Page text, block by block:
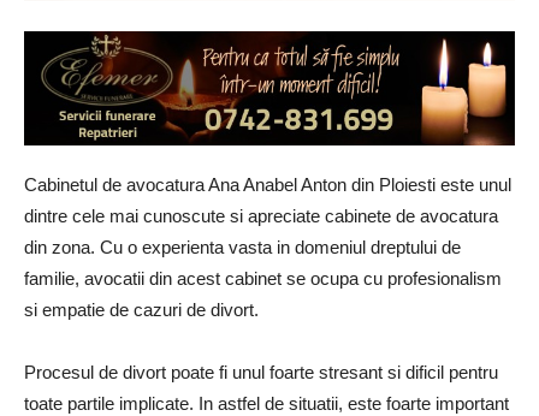
Cabinetul de avocatura Ana Anabel Anton din Ploiesti este unul
dintre cele mai cunoscute si apreciate cabinete de avocatura
din zona. Cu o experienta vasta in domeniul dreptului de
familie, avocatii din acest cabinet se ocupa cu profesionalism
si empatie de cazuri de divort.
Procesul de divort poate fi unul foarte stresant si dificil pentru
toate partile implicate. In astfel de situatii, este foarte important